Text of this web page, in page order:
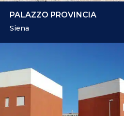
PALAZZO PROVINCIA
Siena